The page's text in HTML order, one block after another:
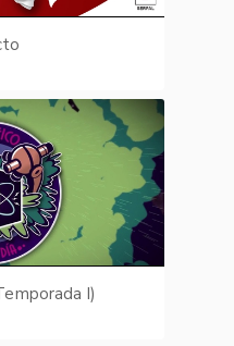
I)